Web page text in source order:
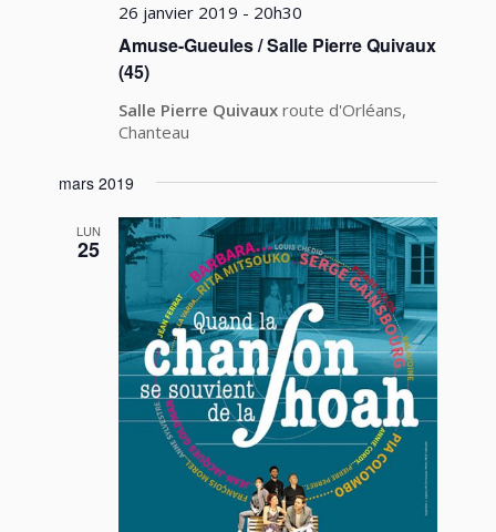
Amuse-Gueules / Salle Pierre Quivaux
(45)
26 janvier 2019 - 20h30
Salle Pierre Quivauxroute d'Orléans,
Chanteau
mars 2019
LUN
25